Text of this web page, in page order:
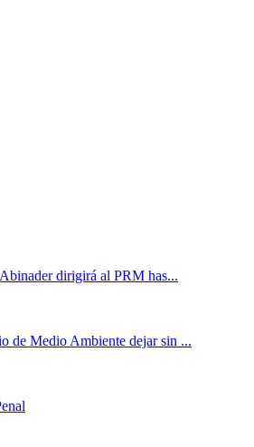
dirigirá al PRM has...
de Medio Ambiente dejar sin ...